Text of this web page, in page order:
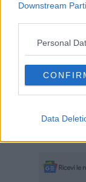
Downstream
Personal
Data